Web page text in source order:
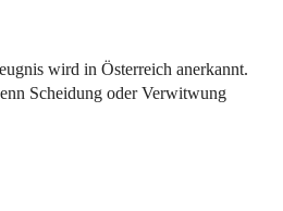
wird in Österreich anerkannt.
Scheidung oder Verwitwung